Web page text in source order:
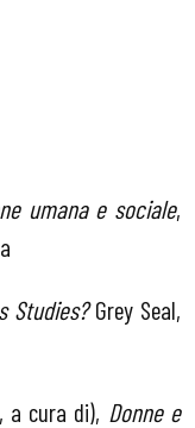
umana e sociale,
Studies?Grey Seal,
a cura di), Donne e